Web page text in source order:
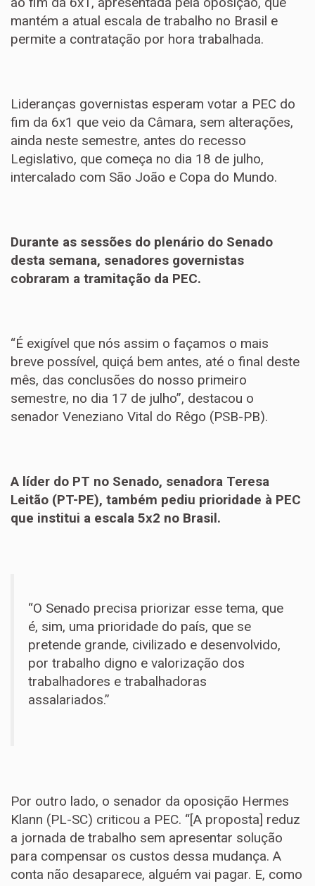
mantém a atual escala de trabalho no Brasil e
permite a contratação por hora trabalhada.
Lideranças governistas esperam votar a PEC do
fim da 6x1 que veio da Câmara, sem alterações,
ainda neste semestre, antes do recesso
Legislativo, que começa no dia 18 de julho,
intercalado com São João e Copa do Mundo.
Durante as sessões do plenário do Senado
desta semana, senadores governistas
cobraram a tramitação da PEC.
“É exigível que nós assim o façamos o mais
breve possível, quiçá bem antes, até o final deste
mês, das conclusões do nosso primeiro
semestre, no dia 17 de julho”, destacou o
senador Veneziano Vital do Rêgo (PSB-PB).
A líder do PT no Senado, senadora Teresa
Leitão (PT-PE), também pediu prioridade à PEC
que institui a escala 5x2 no Brasil.
“O Senado precisa priorizar esse tema, que
é, sim, uma prioridade do país, que se
pretende grande, civilizado e desenvolvido,
por trabalho digno e valorização dos
trabalhadores e trabalhadoras
assalariados.”
Por outro lado, o senador da oposição Hermes
Klann (PL-SC) criticou a PEC. “[A proposta] reduz
a jornada de trabalho sem apresentar solução
para compensar os custos dessa mudança. A
conta não desaparece, alguém vai pagar. E, como